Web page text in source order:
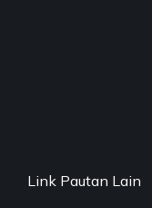
Link Pautan Lain